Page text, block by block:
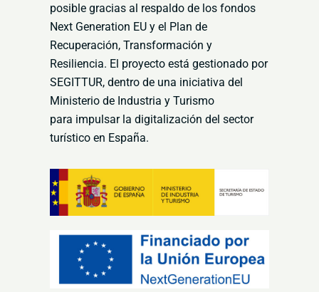
posible gracias al respaldo de los fondos
Next Generation EU y el Plan de
Recuperación, Transformación y
Resiliencia. El proyecto está gestionado por
SEGITTUR, dentro de una iniciativa del
Ministerio de Industria y Turismo
para impulsar la digitalización del sector
turístico en España.